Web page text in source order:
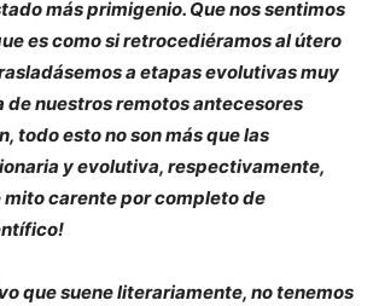
más primigenio. Que nos sentimos
es como si retrocediéramos al útero
a etapas evolutivas muy
de nuestros remotos antecesores
todo esto no son más que las
y evolutiva, respectivamente,
mito carente por completo de
que suene literariamente, no tenemos